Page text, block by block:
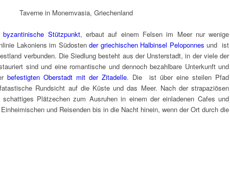
Stützpunkt, erbaut auf einem Felsen im Meer nur wenige
Lakoniens im Südostender griechischen Halbinsel Peloponnes und ist
verbunden. Die Siedlung besteht aus der Unsterstadt, in der viele der
sind und eine romantische und dennoch bezahlbare Unterkunft und
befestigten Oberstadt mit der Zitadelle. Die ist über eine steilen Pfad
Rundsicht auf die Küste und das Meer. Nach der strapaziösen
Plätzechen zum Ausruhen in einem der einladenen Cafes und
und Reisenden bis in die Nacht hinein, wenn der Ort durch die